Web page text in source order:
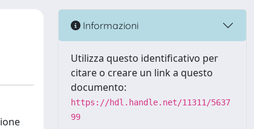
Informazioni
Utilizza questo identificativo per
citare o creare un link a questo
documento:
https://hdl.handle.net/11311/5637
99